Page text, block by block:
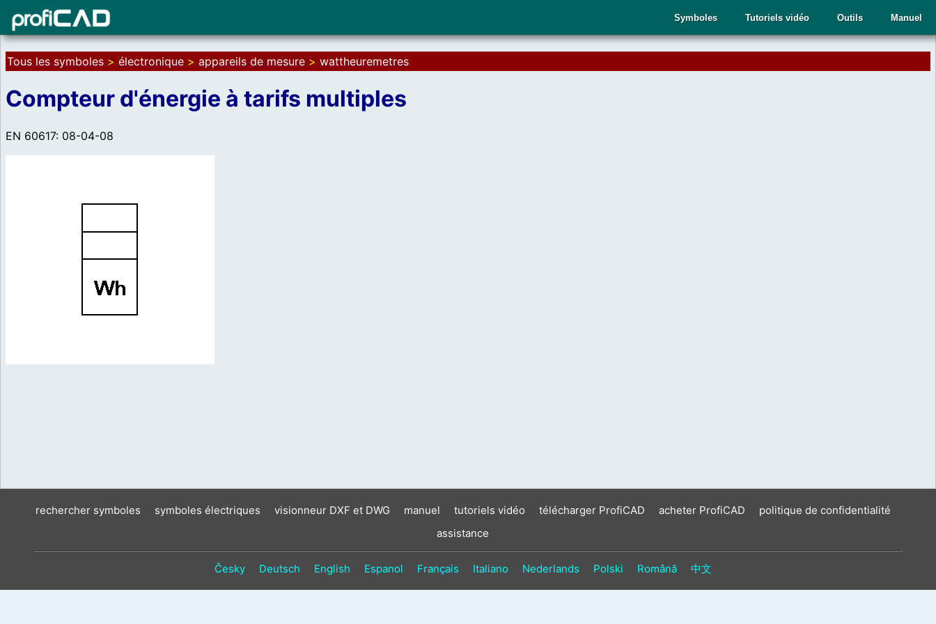
Manuel
Outils
Tutoriels vidéo
Symboles
Tous les symboles > électronique > appareils de mesure > wattheuremetres
Compteur d'énergie à tarifs multiples
EN 60617: 08-04-08
rechercher symboles symboles électriques visionneur DXF et DWG manuel tutoriels vidéo télécharger ProfiCAD acheter ProfiCAD
politique de confidentialité
assistance
Česky Deutsch English Espanol Français Italiano Nederlands Polski Română 中文